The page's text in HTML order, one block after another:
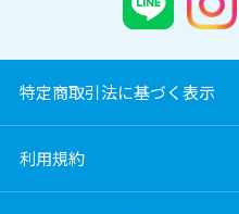
特定商取引法に基づく表示
利用規約